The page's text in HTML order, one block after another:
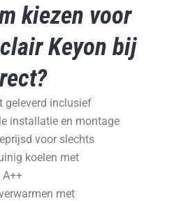
kiezen voor
Keyon bij
geleverd inclusief
installatie en montage
voor slechts
koelen met
A++
met